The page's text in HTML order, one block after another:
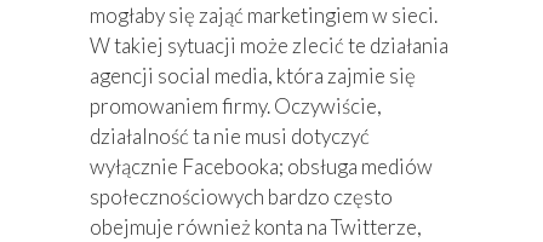
mogłaby się zająć marketingiem w sieci.
W takiej sytuacji może zlecić te działania
agencji social media, która zajmie się
promowaniem firmy. Oczywiście,
działalność ta nie musi dotyczyć
wyłącznie Facebooka; obsługa mediów
społecznościowych bardzo często
obejmuje również konta na Twitterze,